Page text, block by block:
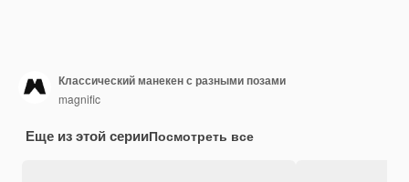
Классический манекен с разными позами
magnific
Еще из этой серииПосмотреть все